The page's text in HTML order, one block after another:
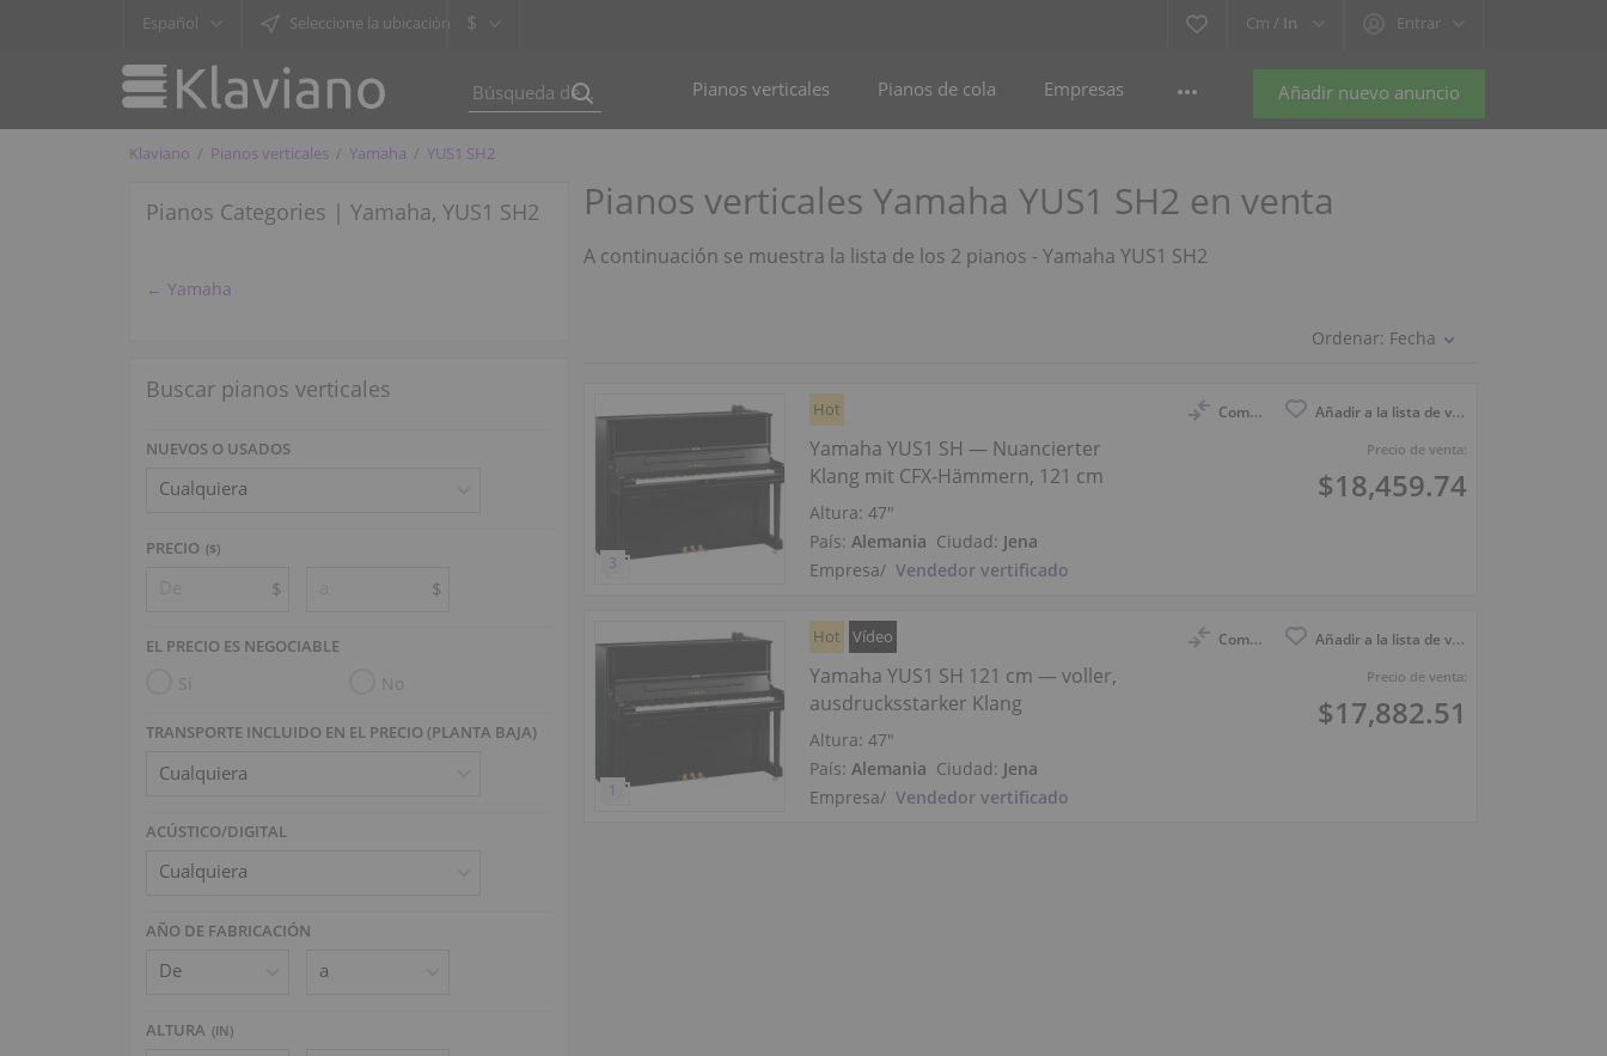
Español Seleccione la ubicación $ Cm / In Entrar
Añadir nuevo anuncio
Pianos verticales Pianos de cola Empresas
Klaviano Pianos verticales Yamaha YUS1 SH2
Pianos Categories | Yamaha, YUS1 SH2
← Yamaha
Buscar pianos verticales
NUEVOS O USADOS
PRECIO ($)
$ $
EL PRECIO ES NEGOCIABLE
Sí No
TRANSPORTE INCLUIDO EN EL PRECIO (PLANTA BAJA)
ACÚSTICO/DIGITAL
AÑO DE FABRICACIÓN
ALTURA (IN)
Pianos verticales Yamaha YUS1 SH2 en venta
A continuación se muestra la lista de los 2 pianos - Yamaha YUS1 SH2
Ordenar: Fecha
Compara Añadir a la lista de vigilancia
Precio de venta:
$18,459.74
Hot
Yamaha YUS1 SH — Nuancierter
Klang mit CFX‑Hämmern, 121 cm
Altura:47″
País:Alemania Ciudad: Jena
Empresa/ Vendedor vertificado
Compara Añadir a la lista de vigilancia
Precio de venta:
$17,882.51
Hot Vídeo
Yamaha YUS1 SH 121 cm — voller,
ausdrucksstarker Klang
Altura:47″
País:Alemania Ciudad: Jena
Empresa/ Vendedor vertificado